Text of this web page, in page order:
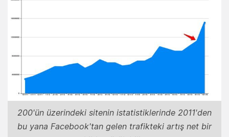
200'ün üzerindeki sitenin istatistiklerinde 2011'den
bu yana Facebook'tan gelen trafikteki artış net bir